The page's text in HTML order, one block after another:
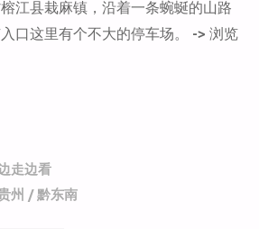
江县栽麻镇，沿着一条蜿蜒的山路
口这里有个不大的停车场。 -> 浏览
走边看
州 /黔东南